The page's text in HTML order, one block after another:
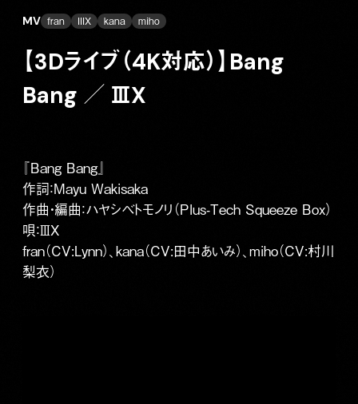
MV fran IIIX kana miho
【3Dライブ（4K対応）】Bang
Bang ／ ⅢX
『Bang Bang』
作詞：Mayu Wakisaka
作曲・編曲：ハヤシベトモノリ（Plus-Tech Squeeze Box）
唄：ⅢX
fran（CV:Lynn）、kana（CV:田中あいみ）、miho（CV:村川
梨衣）